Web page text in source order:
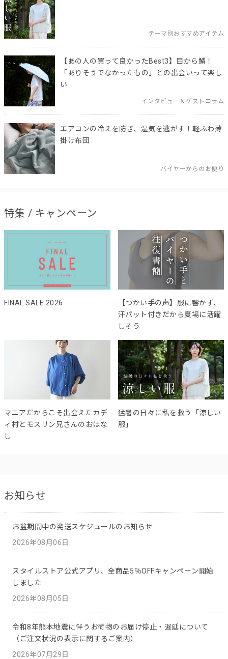
テーマ別おすすめアイテム
【あの人の買って良かったBest3】目から鱗！
「ありそうでなかったもの」との出会いって楽し
い
インタビュー＆ゲストコラム
エアコンの冷えを防ぎ、湿気を逃がす！軽ふわ薄
掛け布団
バイヤーからのお便り
特集 / キャンペーン
FINAL SALE 2026
【つかい手の声】服に響かず、
汗パット付きだから夏場に活躍
しそう
マニアだからこそ出会えたカデ
ィ村とモスリン兄さんのおはな
し
猛暑の日々に私を救う「涼しい
服」
お知らせ
お盆期間中の発送スケジュールのお知らせ
2026年08月06日
スタイルストア公式アプリ、全商品5％OFFキャンペーン開始
しました
2026年08月05日
令和8年熊本地震に伴うお荷物のお届け停止・遅延について
（ご注文状況の表示に関するご案内）
2026年07月29日